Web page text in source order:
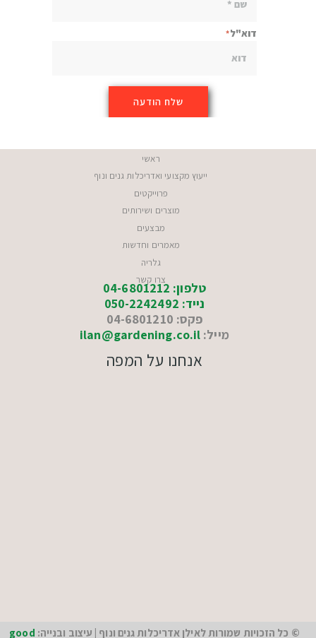
דוא"ל
ראשי
ייעוץ מקצועי ואדריכלות גנים ונוף
פרוייקטים
מוצרים ושירותים
מבצעים
מאמרים וחדשות
גלריה
צרו קשר
טלפון: 04-6801212
נייד: 050-2242492
פקס: 04-6801210
מייל: ilan@gardening.co.il
אנחנו על המפה
© כל הזכויות שמורות לאילן אדריכלות גנים ונוף | עיצוב ובנייה: good